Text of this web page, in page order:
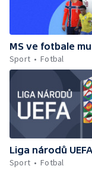
MS ve fotbale
Sport
Fotbal
Liga národů UEFA
Sport
Fotbal